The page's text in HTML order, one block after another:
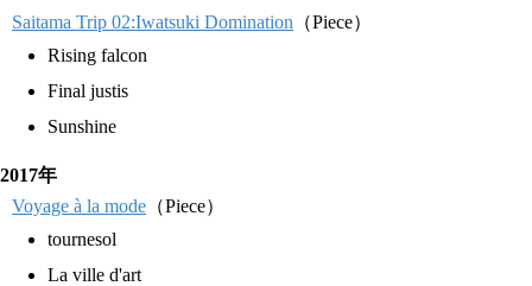
Saitama Trip 02:Iwatsuki Domination （Piece）
Rising falcon
Final justis
Sunshine
2017年
Voyage à la mode （Piece）
tournesol
La ville d'art